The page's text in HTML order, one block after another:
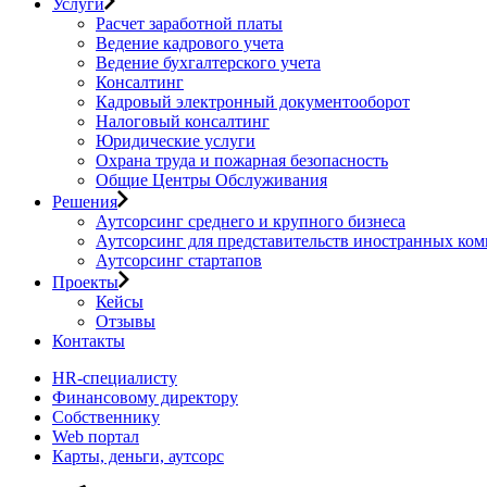
Услуги
Расчет заработной платы
Ведение кадрового учета
Ведение бухгалтерского учета
Консалтинг
Кадровый электронный документооборот
Налоговый консалтинг
Юридические услуги
Охрана труда и пожарная безопасность
Общие Центры Обслуживания
Решения
Аутсорсинг среднего и крупного бизнеса
Аутсорсинг для представительств иностранных
Аутсорсинг стартапов
Проекты
Кейсы
Отзывы
Контакты
HR-специалисту
Финансовому директору
Собственнику
Web портал
Карты, деньги, аутсорс